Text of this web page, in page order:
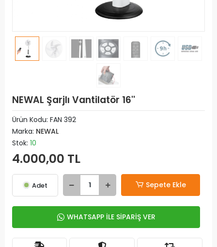
NEWAL Şarjlı Vantilatör 16''
Ürün Kodu: FAN 392
Marka: NEWAL
Stok: 10
4.000,00 TL
Adet Sepete Ekle
WHATSAPP İLE SİPARİŞ VER